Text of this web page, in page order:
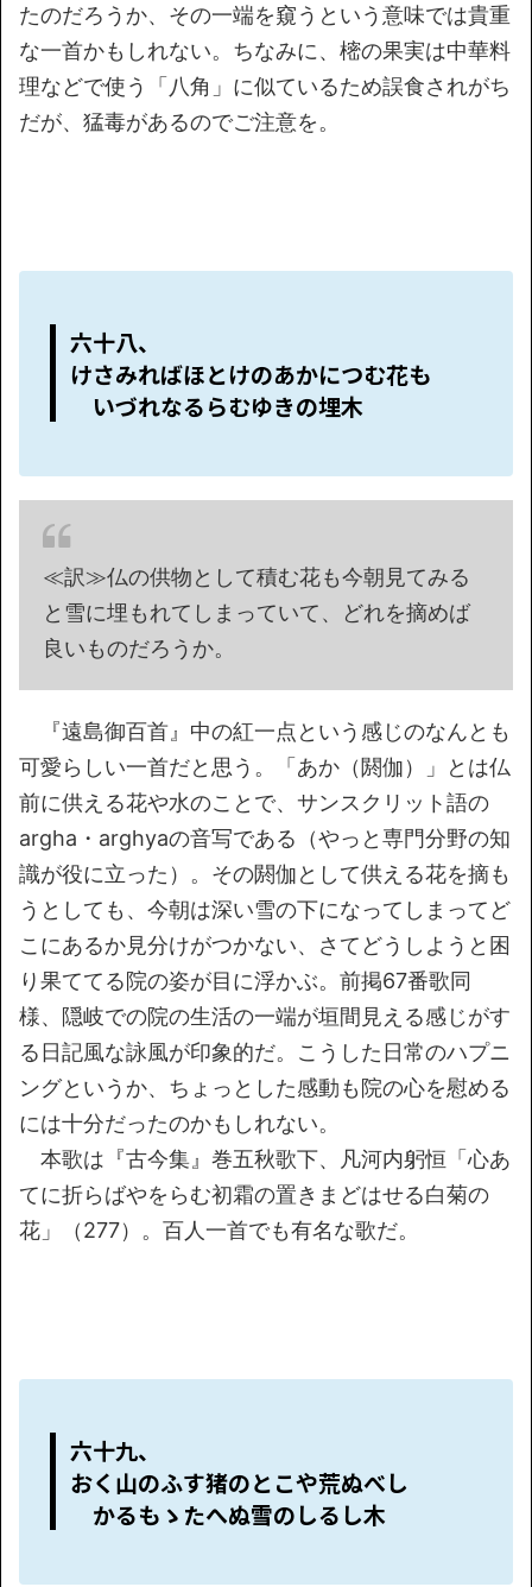
たのだろうか、その一端を窺うという意味では貴重
な一首かもしれない。ちなみに、樒の果実は中華料
理などで使う「八角」に似ているため誤食されがち
だが、猛毒があるのでご注意を。
六十八、
けさみればほとけのあかにつむ花も
いづれなるらむゆきの埋木
≪訳≫仏の供物として積む花も今朝見てみる
と雪に埋もれてしまっていて、どれを摘めば
良いものだろうか。
『遠島御百首』中の紅一点という感じのなんとも
可愛らしい一首だと思う。「あか（閼伽）」とは仏
前に供える花や水のことで、サンスクリット語の
argha・arghyaの音写である（やっと専門分野の知
識が役に立った）。その閼伽として供える花を摘も
うとしても、今朝は深い雪の下になってしまってど
こにあるか見分けがつかない、さてどうしようと困
り果ててる院の姿が目に浮かぶ。前掲67番歌同
様、隠岐での院の生活の一端が垣間見える感じがす
る日記風な詠風が印象的だ。こうした日常のハプニ
ングというか、ちょっとした感動も院の心を慰める
には十分だったのかもしれない。
本歌は『古今集』巻五秋歌下、凡河内躬恒「心あ
てに折らばやをらむ初霜の置きまどはせる白菊の
花」（277）。百人一首でも有名な歌だ。
六十九、
おく山のふす猪のとこや荒ぬべし
かるもゝたへぬ雪のしるし木